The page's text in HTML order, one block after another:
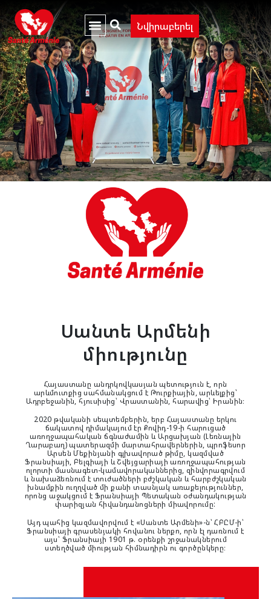
Նվիրաբերել
Սանտե Արմենի
միությունը
Հայաստանը անդրկովկասյան պետություն է, որն
արևմուտքից սահմանակցում է Թուրքիային, արևելքից՝
Ադրբեջանին, հյուսիսից՝ Վրաստանին, հարավից՝ Իրանին։
2020 թվականի սեպտեմբերին, երբ Հայաստանը երկու
ճակատով դիմակայում էր Քովիդ-19-ի հարուցած
առողջապահական ճգնաժամին և Արցախյան (Լեռնային
Ղարաբաղ) պատերազմի մարտահրավերներին, պրոֆեսոր
Արսեն Մեքինյանի գլխավորած թիմը, կազմված
Ֆրանսիայի, Բելգիայի և Շվեյցարիայի առողջապահության
ոլորտի մասնագետ-կամավորականներից, զինվորագրվում
և նախաձեռնում է տուժածների բժշկական և հարբժշկական
խնամքին ուղղված մի քանի տասնյակ առաքելություններ,
որոնց աջակցում է Ֆրանսիայի Պետական օժանդակության
փարիզյան հիվանդանոցների միավորումը:
Այդ պահից կազմավորվում է «Սանտե Արմենի»-ն՝ ՀԲԸՄ-ի՝
Ֆրանսիայի գրասենյակի հովանու ներքո, որն էլ դառնում է
այս՝ Ֆրանսիայի 1901 թ. օրենքի շրջանակներում
ստեղծված միության հիմնադիրն ու գործընկերը։